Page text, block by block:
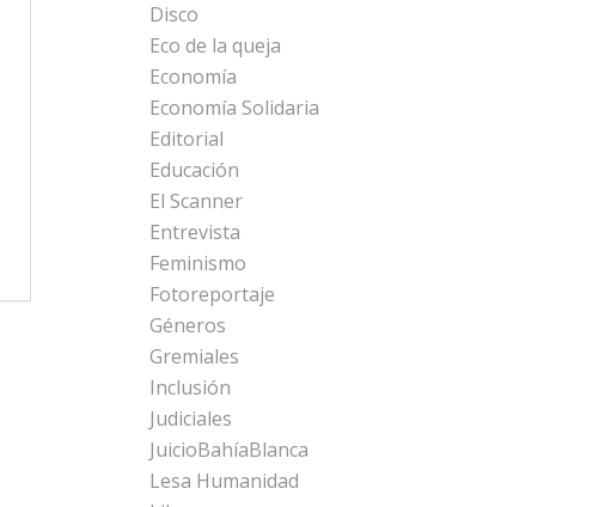
Disco
Eco de la queja
Economía
Economía Solidaria
Editorial
Educación
El Scanner
Entrevista
Feminismo
Fotoreportaje
Géneros
Gremiales
Inclusión
Judiciales
JuicioBahíaBlanca
Lesa Humanidad